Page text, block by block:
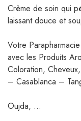
Crème de soin qui
laissant douce et
Votre
avec les Produits
Coloration,
– Casablanca –
Oujda, …